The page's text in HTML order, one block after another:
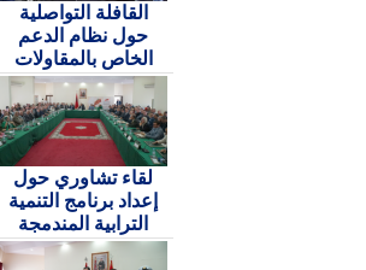
القافلة التواصلية
حول نظام الدعم
الخاص بالمقاولات
لقاء تشاوري حول
إعداد برنامج التنمية
الترابية المندمجة